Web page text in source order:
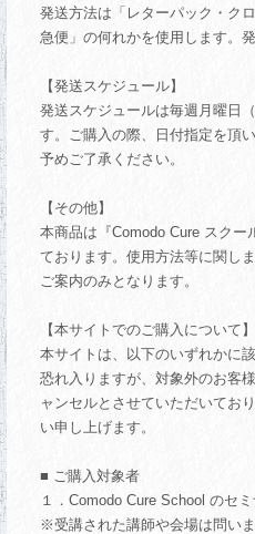
発送方法は「レターパック・ク
急便」の何れかを使用します。
【発送スケジュール】
発送スケジュールは毎週月曜日
す。ご購入の際、日付指定を頂
予めご了承ください。
【その他】
本商品は『Comodo Cure スクー
ております。使用方法等に関し
ご案内のみとなります。
【本サイトでのご購入について】
本サイトは、以下のいずれかに
恐れ入りますが、対象外のお客
ャンセルとさせていただいてお
い申し上げます。
■ ご購入対象者
１．Comodo Cure School のセ
※受講された講師や会場は問いま